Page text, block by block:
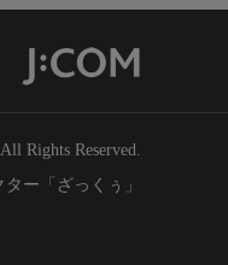
Rights Reserved.
ー「ざっくぅ」